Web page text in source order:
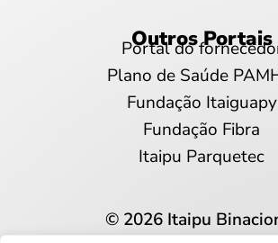
Outros Portais
Portal do
Plano de Saúde
Fundação Itaiguapy
Fundação Fibra
Itaipu Parquetec
© 2026 Itaipu